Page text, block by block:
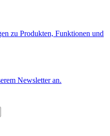
zu Produkten, Funktionen und
Newsletter an.